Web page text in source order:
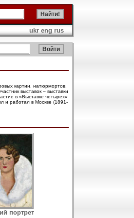
ukr eng rus
картин, натюрмортов.
выставок – выставки
в «Выставке четырех»
и работал в Москве (1891-
портрет